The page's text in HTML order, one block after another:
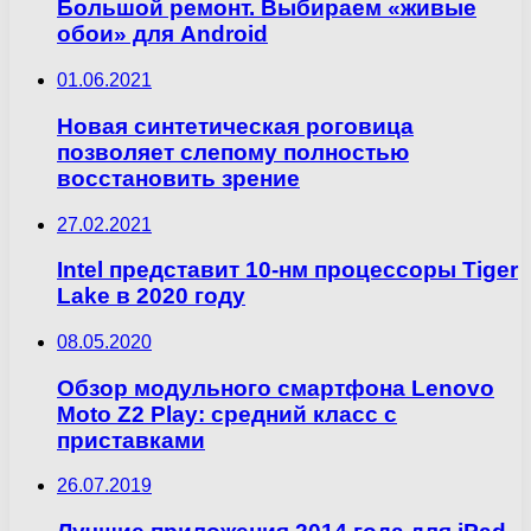
Большой ремонт. Выбираем «живые
обои» для Android
01.06.2021
Новая синтетическая роговица
позволяет слепому полностью
восстановить зрение
27.02.2021
Intel представит 10-нм процессоры Tiger
Lake в 2020 году
08.05.2020
Обзор модульного смартфона Lenovo
Moto Z2 Play: средний класс с
приставками
26.07.2019